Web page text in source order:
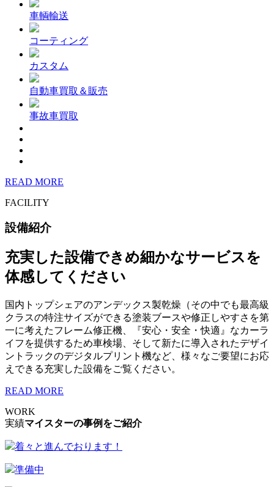
車輌輸送
コーティング
カスタム
自動車買取＆販売
事故車買取
READ MORE
FACILITY
設備紹介
充実した設備できめ細かなサービスを
体感してください
国内トップシェアのアンデックス製乾燥（その中でも最高級
クラスの特注サイズができる塗装ブースや修正しやすさを第
一に考えたフレーム修正機、『安心・安全・快適』なカーラ
イフを提供するため車検場、そして新たに導入されたデザイ
ントラックのデジタルプリント機など、様々なご要望にお応
えできる充実した設備をご覧ください。
READ MORE
WORK
実績マイスターの事例をご紹介
着々と進んでおります！
準備中